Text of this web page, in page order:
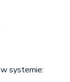
systemie: